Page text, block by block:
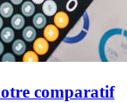
comparatif